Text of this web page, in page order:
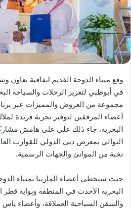
وقع ميناء الدوحة القديم اتفاقية
في أبوظبي لتعزيز الرحلات والسياحة
مجموعة من العروض والمميزات عبر
أعضاء المرفقين لتوفير تجربة فريدة
البحرية، جاء ذلك على على هامش
نخبة من الموانئ والجهات الرسمية.
حيث سيحظى أعضاء المارينا بميناء
البحرية الأحدث في المنطقة وبوابة قطر
والسفن السياحية العملاقة، وأعضاء